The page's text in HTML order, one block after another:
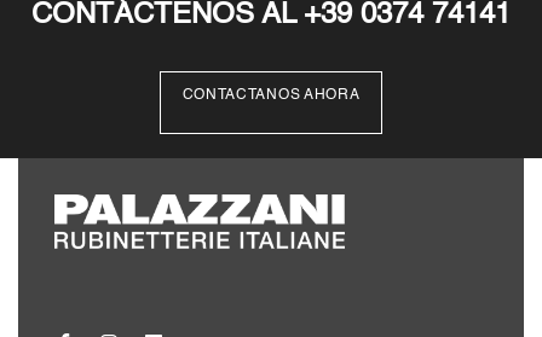
CONTÁCTENOS AL +39 0374 74141
CONTACTANOS AHORA